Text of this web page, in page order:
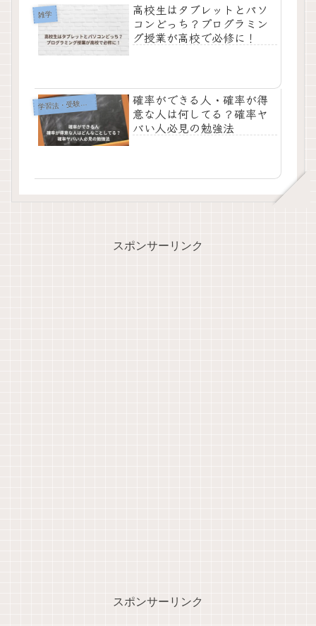
雑学
高校生はタブレットとパソ
コンどっち？プログラミン
グ授業が高校で必修に！
学 習法・受験勉強テクニック
確率ができる人・確率が得
意な人は何してる？確率ヤ
バい人必見の勉強法
スポンサーリンク
スポンサーリンク